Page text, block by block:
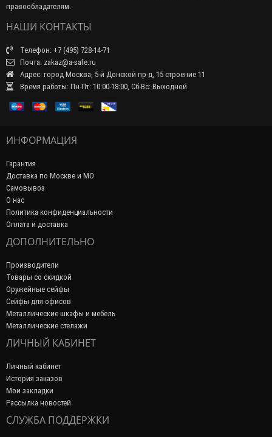
правообладателям.
НАШИ КОНТАКТЫ
Телефон: +7 (495) 728-14-71
Почта: zakaz@a-safe.ru
Адрес: город Москва, 5-й Донской пр-д, 15 строение 11
Время работы: Пн-Пт: 10:00-18:00, Сб-Вс: Выходной
ИНФОРМАЦИЯ
Гарантия
Доставка по Москве и МО
Самовывоз
О нас
Политика конфиденциальности
Оплата и доставка
ДОПОЛНИТЕЛЬНО
Производители
Товары со скидкой
Оружейные сейфы
Сейфы для офисов
Металлические шкафы и мебель
Металлические стелажи
ЛИЧНЫЙ КАБИНЕТ
Личный кабинет
История заказов
Мои закладки
Рассылка новостей
СЛУЖБА ПОДДЕРЖКИ